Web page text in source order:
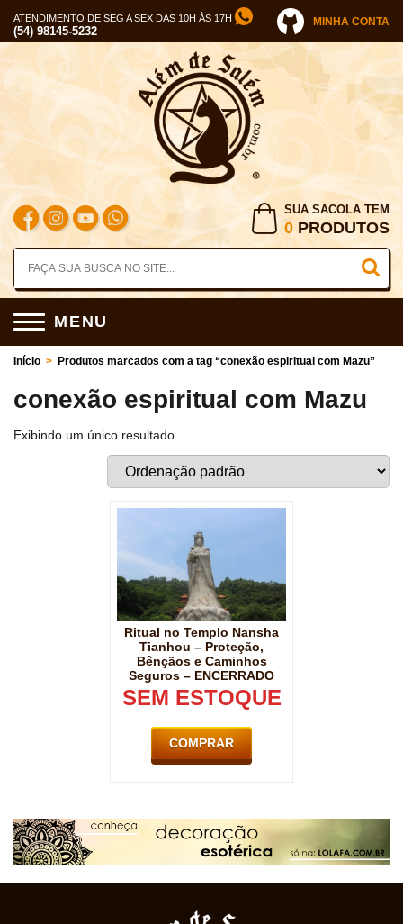
ATENDIMENTO DE SEG A SEX DAS 10H ÀS 17H
(54) 98145-5232
MINHA CONTA
SUA SACOLA TEM
0 PRODUTOS
MENU
Início > Produtos marcados com a tag “conexão espiritual com Mazu”
conexão espiritual com Mazu
Exibindo um único resultado
Ritual no Templo Nansha
Tianhou – Proteção,
Bênçãos e Caminhos
Seguros – ENCERRADO
SEM ESTOQUE
COMPRAR